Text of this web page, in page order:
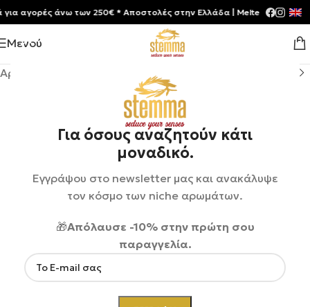
Για όσους αναζητούν κάτι
μοναδικό.
Εγγράψου στο newsletter μας και ανακάλυψε
τον κόσμο των niche αρωμάτων.
🎁Απόλαυσε -10% στην πρώτη σου
παραγγελία.
Μενού
Αρχική σελίδα Αρώματα
άνω των 250€ * Aποστολές στην Ελλάδα | Meltemia Exclusive